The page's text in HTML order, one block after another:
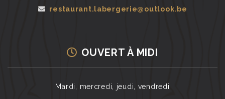
restaurant.labergerie@outlook.be
OUVERT À MIDI
Mardi, mercredi, jeudi, vendredi